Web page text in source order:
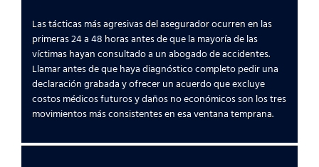
Las tácticas más agresivas del asegurador ocurren en las
primeras 24 a 48 horas antes de que la mayoría de las
víctimas hayan consultado a un abogado de accidentes.
Llamar antes de que haya diagnóstico completo pedir una
declaración grabada y ofrecer un acuerdo que excluye
costos médicos futuros y daños no económicos son los tres
movimientos más consistentes en esa ventana temprana.